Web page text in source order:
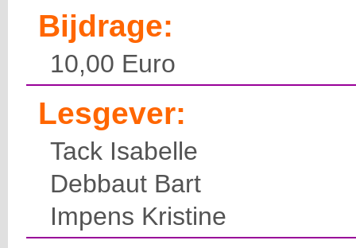
Bijdrage:
10,00 Euro
Lesgever:
Tack Isabelle
Debbaut Bart
Impens Kristine